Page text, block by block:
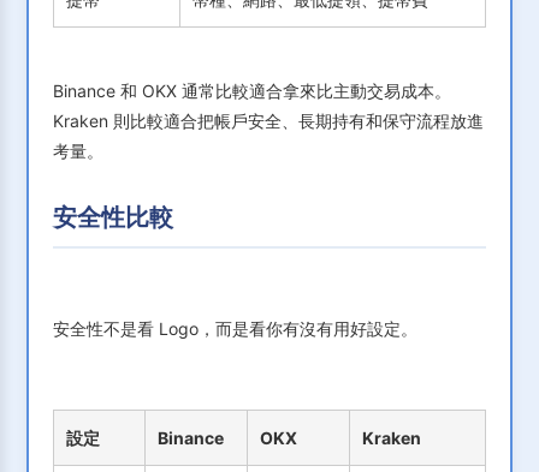
Binance 和 OKX 通常比較適合拿來比主動交易成本。
Kraken 則比較適合把帳戶安全、長期持有和保守流程放進
考量。
安全性比較
安全性不是看 Logo，而是看你有沒有用好設定。
設定 Binance OKX Kraken